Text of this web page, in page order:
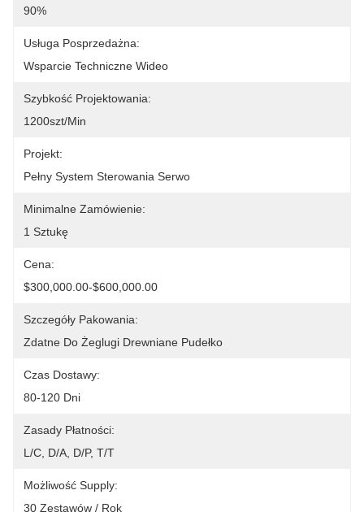
90%
Usługa Posprzedażna:
Wsparcie Techniczne Wideo
Szybkość Projektowania:
1200szt/min
Projekt:
Pełny System Sterowania Serwo
Minimalne Zamówienie:
1 Sztukę
Cena:
$300,000.00-$600,000.00
Szczegóły Pakowania:
Zdatne Do Żeglugi Drewniane Pudełko
Czas Dostawy:
80-120 Dni
Zasady Płatności:
L/C, D/A, D/P, T/T
Możliwość Supply:
30 Zestawów / Rok